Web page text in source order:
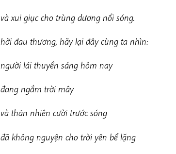
và xui giục cho trùng dương nổi sóng.
hỡi đau thương, hãy lại đây cùng ta nhìn:
người lái thuyền sáng hôm nay
đang ngắm trời mây
và thản nhiên cười trước sóng
đã không nguyện cho trời yên bể lặng